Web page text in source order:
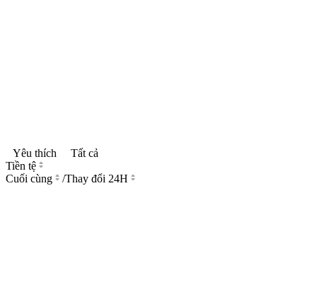
Yêu thích
Tất cả
Tiền tệ
Cuối cùng
/Thay đổi 24H